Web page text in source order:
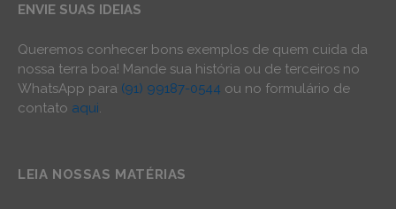
ENVIE SUAS IDEIAS
Queremos conhecer bons exemplos de quem cuida da
nossa terra boa! Mande sua história ou de terceiros no
WhatsApp para (91) 99187-0544 ou no formulário de
contato aqui.
LEIA NOSSAS MATÉRIAS